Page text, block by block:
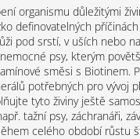
organismu důležitými
definovatelných příčinách
pod srstí, v uších nebo
psy, kterým
směsi s Biotinem.
potřebných pro vývoj
tyto živiny ještě
tažní psy, záchranáři,
celého období růstu